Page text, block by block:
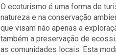
O ecoturismo é uma forma de
natureza e na conservação
que visam não apenas a
também a preservação de
as comunidades locais. Esta